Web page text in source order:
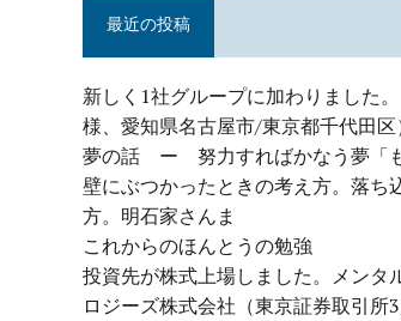
最近の投稿
新しく1社グループに加わりました
様、愛知県名古屋市/東京都千代田区
夢の話 ー 努力すればかなう夢「
壁にぶつかったときの考え方。落ち
方。明石家さんま
これからのほんとうの勉強
投資先が株式上場しました。メンタ
ロジーズ株式会社（東京証券取引所3